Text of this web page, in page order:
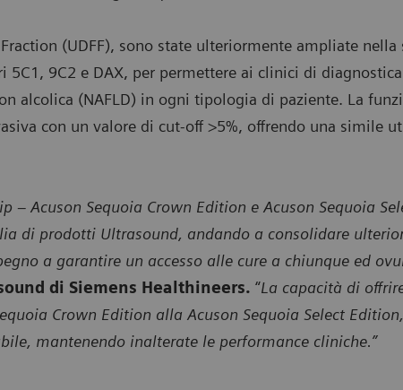
(UDFF), sono state ulteriormente ampliate nella
5C1, 9C2 e DAX, per permettere ai clinici di
alcolica (NAFLD) in ogni tipologia di paziente. La
con un valore di cut-off >5%, offrendo una simile
– Acuson Sequoia Crown Edition e Acuson Sequoia
di prodotti Ultrasound, andando a consolidare
a garantire un accesso alle cure a chiunque ed
di Siemens Healthineers. “La capacità di
Crown Edition alla Acuson Sequoia Select
mantenendo inalterate le performance cliniche.”